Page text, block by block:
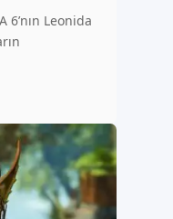
6’nın Leonida